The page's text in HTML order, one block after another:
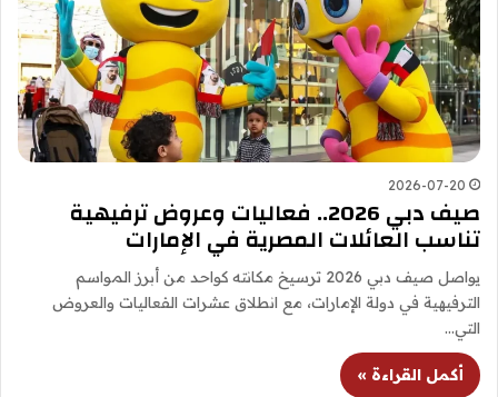
2026-07-20
صيف دبي 2026.. فعاليات وعروض ترفيهية
تناسب العائلات المصرية في الإمارات
يواصل صيف دبي 2026 ترسيخ مكانته كواحد من أبرز المواسم
الترفيهية في دولة الإمارات، مع انطلاق عشرات الفعاليات والعروض
التي…
أكمل القراءة »